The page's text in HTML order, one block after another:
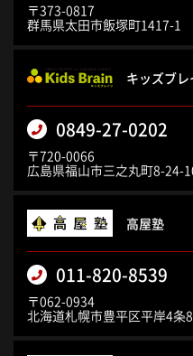
〒373-0817
群馬県太田市飯塚町1417-1
キッズブ
0849-27-0202
〒720-0066
広島県福山市三之丸町8-24-
高屋塾
011-820-8539
〒062-0934
北海道札幌市豊平区平岸4条